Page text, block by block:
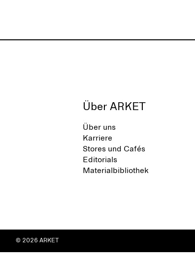
Über ARKET
Über uns
Karriere
Stores und Cafés
Editorials
Materialbibliothek
© 2026 ARKET